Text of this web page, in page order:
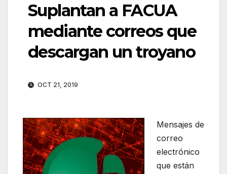
Suplantan a FACUA
mediante correos que
descargan un troyano
OCT 21, 2019
Mensajes de
correo
electrónico
que están